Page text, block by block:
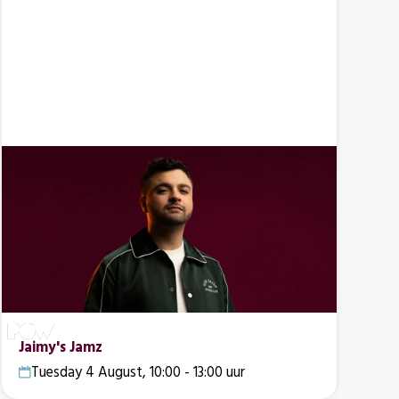
Jaimy's Jamz
Tuesday 4 August, 10:00 - 13:00 uur